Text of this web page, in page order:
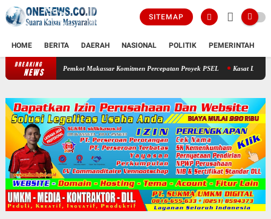
SITEMAP
HOME BERITA DAERAH NASIONAL POLITIK PEMERINTAH
BREAKING
NEWS
Pemkot Makassar Komitmen Percepatan Proyek PSEL Kasat Lantas Polresta Gowa